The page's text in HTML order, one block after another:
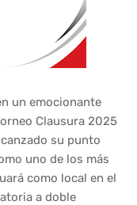
un emocionante
Clausura 2025
su punto
uno de los más
como local en el
a doble